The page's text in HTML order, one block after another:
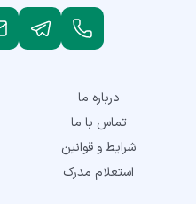
درباره ما
تماس با ما
شرایط و قوانین
استعلام مدرک